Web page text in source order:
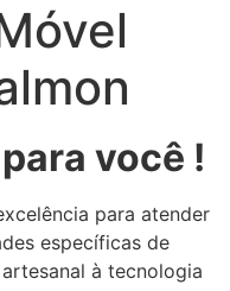
você !
para atender
específicas de
à tecnologia